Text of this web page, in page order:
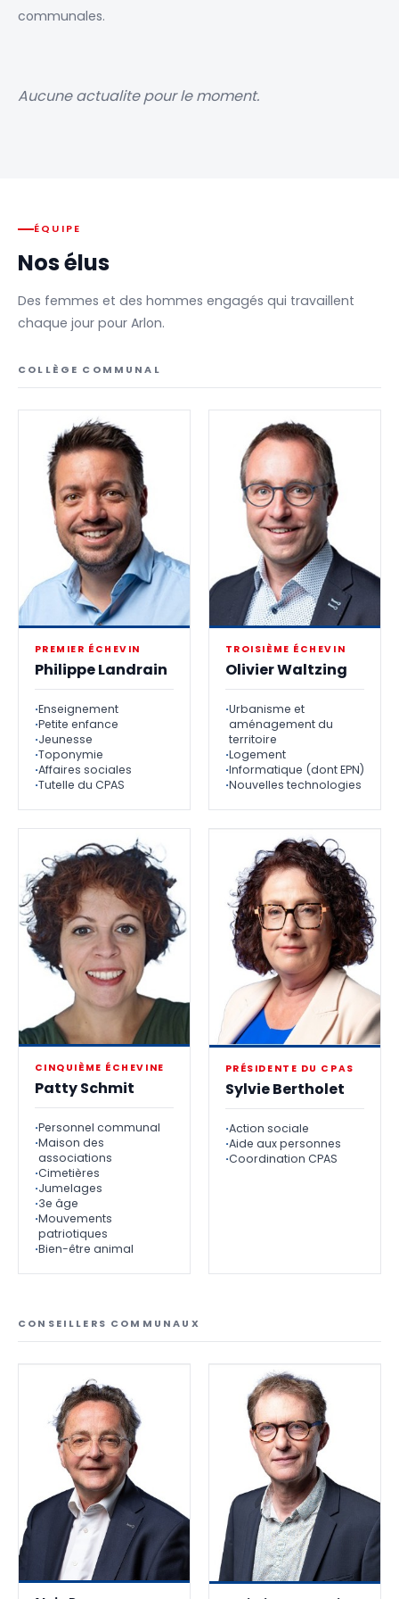
communales.
Aucune actualite pour le moment.
ÉQUIPE
Nos élus
Des femmes et des hommes engagés qui travaillent
chaque jour pour Arlon.
COLLÈGE COMMUNAL
PREMIER ÉCHEVIN
Philippe Landrain
Enseignement
Petite enfance
Jeunesse
Toponymie
Affaires sociales
Tutelle du CPAS
TROISIÈME ÉCHEVIN
Olivier Waltzing
Urbanisme et
aménagement du
territoire
Logement
Informatique (dont EPN)
Nouvelles technologies
CINQUIÈME ÉCHEVINE
Patty Schmit
Personnel communal
Maison des
associations
Cimetières
Jumelages
3e âge
Mouvements
patriotiques
Bien-être animal
PRÉSIDENTE DU CPAS
Sylvie Bertholet
Action sociale
Aide aux personnes
Coordination CPAS
CONSEILLERS COMMUNAUX